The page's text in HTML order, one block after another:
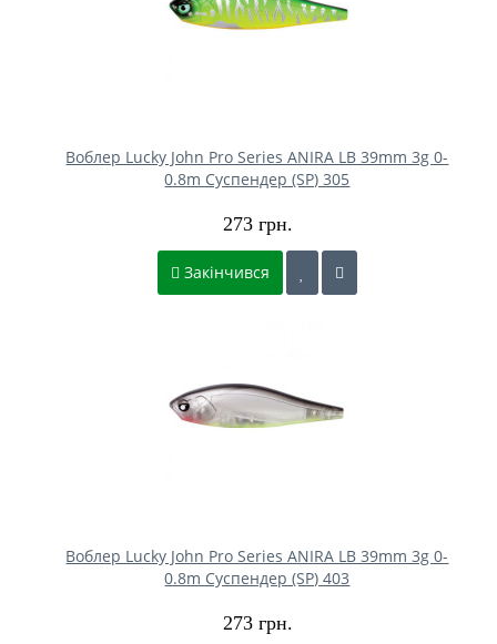
Воблер Lucky John Pro Series ANIRA LB 39mm 3g 0-
0.8m Cуспендер (SP) 305
273 грн.
Закінчився
Воблер Lucky John Pro Series ANIRA LB 39mm 3g 0-
0.8m Cуспендер (SP) 403
273 грн.